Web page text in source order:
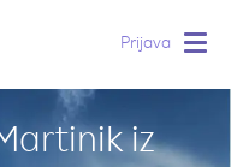
Prijava
iz